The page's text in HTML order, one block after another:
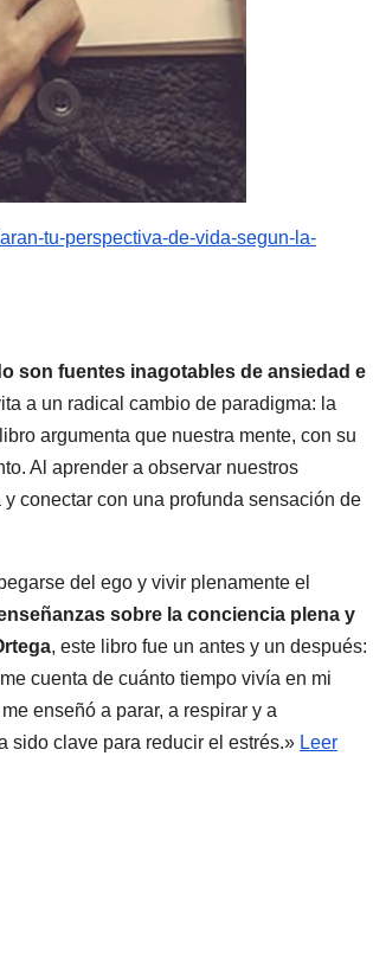
tu-perspectiva-de-vida-segun-la-
son fuentes inagotables de ansiedad e
a un radical cambio de paradigma: la
argumenta que nuestra mente, con su
Al aprender a observar nuestros
conectar con una profunda sensación de
del ego y vivir plenamente el
sobre la conciencia plena y
, este libro fue un antes y un después:
cuenta de cuánto tiempo vivía en mi
enseñó a parar, a respirar y a
sido clave para reducir el estrés.» Leer